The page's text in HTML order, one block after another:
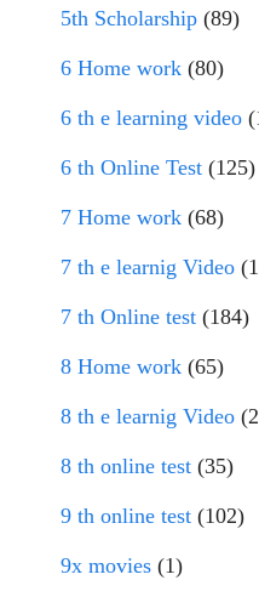
5th Scholarship (89)
6 Home work (80)
6 th e learning video
6 th Online Test (125)
7 Home work (68)
7 th e learnig Video
7 th Online test (184)
8 Home work (65)
8 th e learnig Video
8 th online test (35)
9 th online test (102)
9x movies (1)